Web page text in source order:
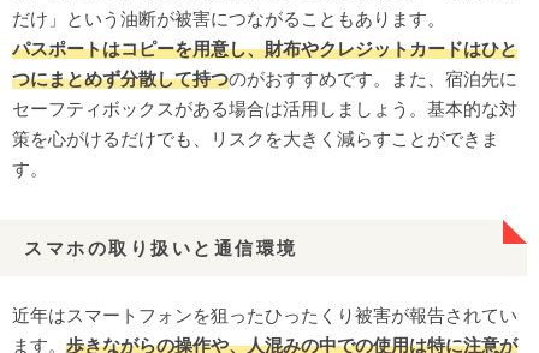
だけ」という油断が被害につながることもあります。
パスポートはコピーを用意し、財布やクレジットカードはひと
つにまとめず分散して持つのがおすすめです。また、宿泊先に
セーフティボックスがある場合は活用しましょう。基本的な対
策を心がけるだけでも、リスクを大きく減らすことができま
す。
スマホの取り扱いと通信環境
近年はスマートフォンを狙ったひったくり被害が報告されてい
ます。 歩きながらの操作や、人混みの中での使用は特に注意が